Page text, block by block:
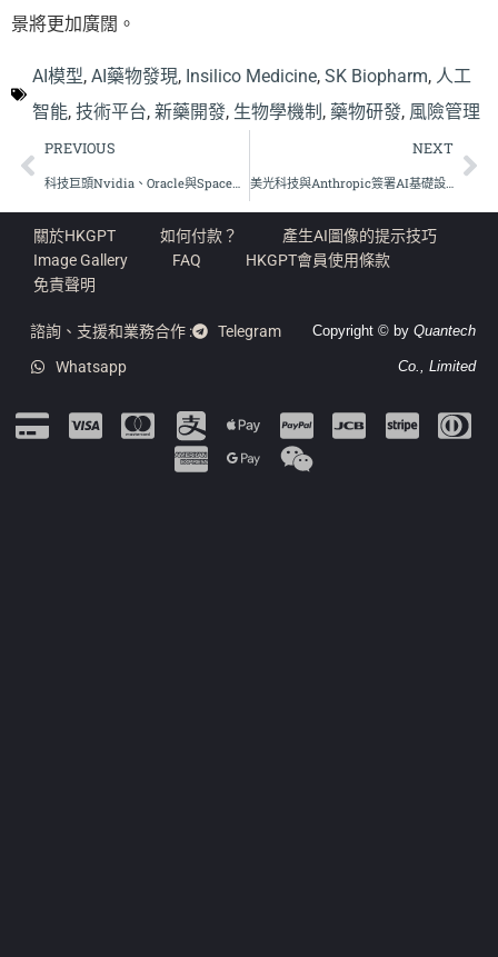
景將更加廣闊。
AI模型, AI藥物發現, Insilico Medicine, SK Biopharm, 人工
智能, 技術平台, 新藥開發, 生物學機制 , 藥物研發, 風險管理
PREVIOUS NEXT
美光科技與Anthropic簽署AI基礎設施供應協議，推動技術應用新里程
關於HKGPT 如何付款？
產生AI圖像的提示技巧
Image Gallery
FAQ
HKGPT會員使用條款
免責聲明
諮詢、支援和業務合作 :
Telegram
Whatsapp
Copyright © by Quantech
Co., Limited